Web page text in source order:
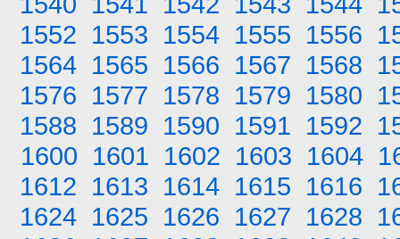
1552 1553 1554 1555 1556
1564 1565 1566 1567 1568
1576 1577 1578 1579 1580
1588 1589 1590 1591 1592
1600 1601 1602 1603 1604
1612 1613 1614 1615 1616
1624 1625 1626 1627 1628